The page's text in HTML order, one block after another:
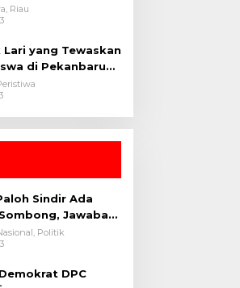
Di Bekuk
Polres
Riau
Lari yang Tewaskan
di Pekanbaru
Polisi
Sindir Ada
Jawaban
Politik
DPC